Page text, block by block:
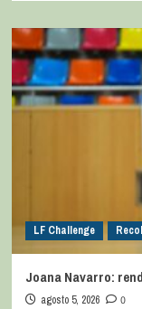
LF Challenge
Joana Navarro:
agosto 5, 2026 0